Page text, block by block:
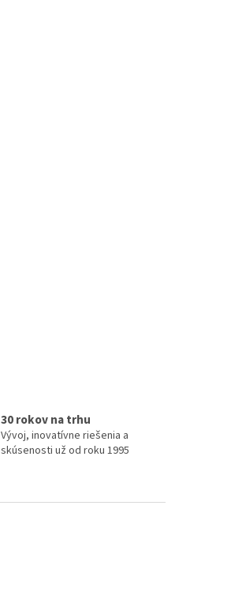
30 rokov na trhu
Vývoj, inovatívne riešenia a
skúsenosti už od roku 1995